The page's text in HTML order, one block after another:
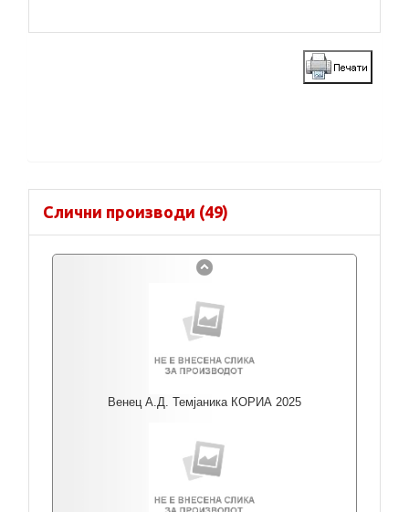
Слични производи (49)
Венец А.Д. Темјаника КОРИА 2025